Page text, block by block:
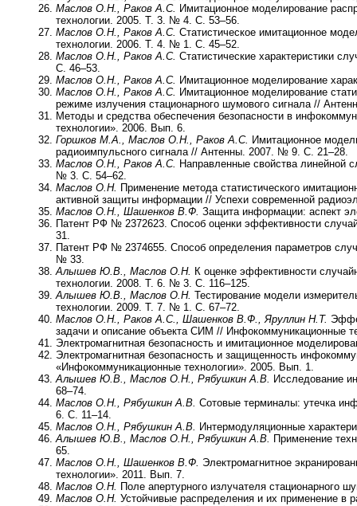
Маслов О.Н., Раков А.С. Имитационное моделирование
технологии. 2005. Т. 3. № 4. С. 53–56.
Маслов О.Н., Раков А.С. Статистическое имитационное
технологии. 2006. Т. 4. № 1. С. 45–52.
Маслов О.Н., Раков А.С. Статистические характеристики
С. 46–53.
Маслов О.Н., Раков А.С. Имитационное моделирование
Маслов О.Н., Раков А.С. Имитационное моделирование
режиме излучения стационарного шумового сигнала //
Методы и средства обеспечения безопасности в
технологии». 2006. Вып. 6.
Горшков М.А., Маслов О.Н., Раков А.С. Имитационное
радиоимпульсного сигнала // Антенны. 2007. № 9. С. 21–28.
Маслов О.Н., Раков А.С. Направленные свойства линейной
№ 3. С. 54–62.
Маслов О.Н. Применение метода статистического
активной защиты информации // Успехи современной
Маслов О.Н., Шашенков В.Ф. Защита информации: аспект
Патент РФ № 2372623. Способ оценки эффективности
31.
Патент РФ № 2374655. Способ определения параметров
№ 33.
Алышев Ю.В., Маслов О.Н. К оценке эффективности
технологии. 2008. Т. 6. № 3. С. 116–125.
Алышев Ю.В., Маслов О.Н. Тестирование модели
технологии. 2009. Т. 7. № 1. С. 67–72.
Маслов О.Н., Раков А.С., Шашенков В.Ф., Яруллин Н.Т.
задачи и описание объекта СИМ // Инфокоммуникационные
Электромагнитная безопасность и имитационное
Электромагнитная безопасность и защищенность
«Инфокоммуникационные технологии». 2005. Вып. 1.
Алышев Ю.В., Маслов О.Н., Рябушкин А.В. Исследование
68–74.
Маслов О.Н., Рябушкин А.В. Сотовые терминалы: утечка
6. С. 11–14.
Маслов О.Н., Рябушкин А.В. Интермодуляционные
Алышев Ю.В., Маслов О.Н., Рябушкин А.В. Применение
65.
Маслов О.Н., Шашенков В.Ф. Электромагнитное
технологии». 2011. Вып. 7.
Маслов О.Н. Поле апертурного излучателя стационарного
Маслов О.Н. Устойчивые распределения и их применение в